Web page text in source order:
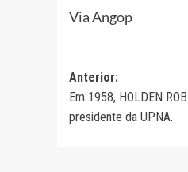
Via Angop
Navegação
de
artigos
Anterior:
Em 1958, HOLDEN
presidente da UPNA.